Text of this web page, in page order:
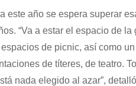
este año se espera superar
“Va a estar el espacio de
de picnic, así como
de títeres, de teatro.
nada elegido al azar”,